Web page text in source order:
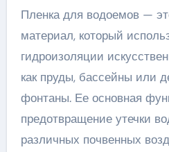
Пленка для водоемов —
материал, который
гидроизоляции
как пруды, бассейны или
фонтаны. Ее основная
предотвращение утечки
различных почвенных